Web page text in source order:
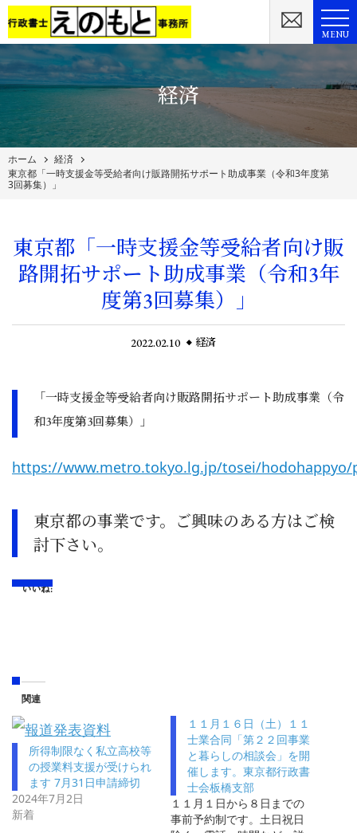
MENU
経済
ホーム
経済
東京都「一時支援金等受給者向け販路開拓サポート助成事業（令和3年度第
3回募集）」
東京都「一時支援金等受給者向け販
路開拓サポート助成事業（令和3年
度第3回募集）」
2022.02.10 経済
「一時支援金等受給者向け販路開拓サポート助成事業（令
和3年度第3回募集）」
https://www.metro.tokyo.lg.jp/tosei/hodohappyo/
東京都の事業です。ご興味のある方はご検
討下さい。
いいね:
関連
所得制限なく私立高校等
の授業料支援が受けられ
ます 7月31日申請締切
2024年7月2日
新着
１１月１６日（土）１１
士業合同「第２２回事業
と暮らしの相談会」を開
催します。東京都行政書
士会板橋支部
１１月１日から８日までの
事前予約制です。土日祝日